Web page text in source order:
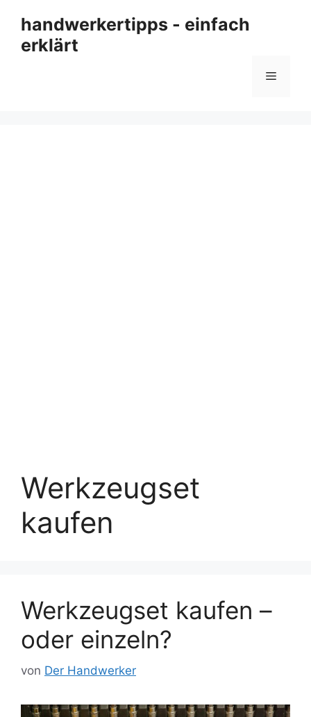
Inhalt
springen
handwerkertipps - einfach
erklärt
Menü
Werkzeugset
kaufen
Werkzeugset kaufen –
oder einzeln?
von Der Handwerker